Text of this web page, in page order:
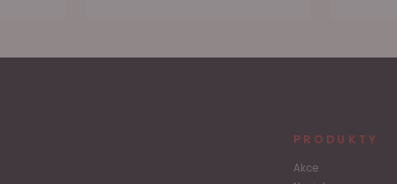
PRODUKTY
Akce